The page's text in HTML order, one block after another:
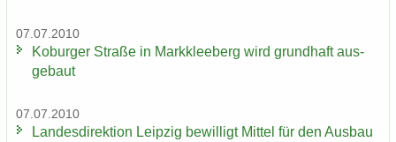
07.07.2010
Ko­bur­ger Stra­ße in Mark­klee­berg wird grund­haft aus­
ge­baut
07.07.2010
Lan­des­di­rek­ti­on Leip­zig be­wil­ligt Mit­tel für den Aus­bau